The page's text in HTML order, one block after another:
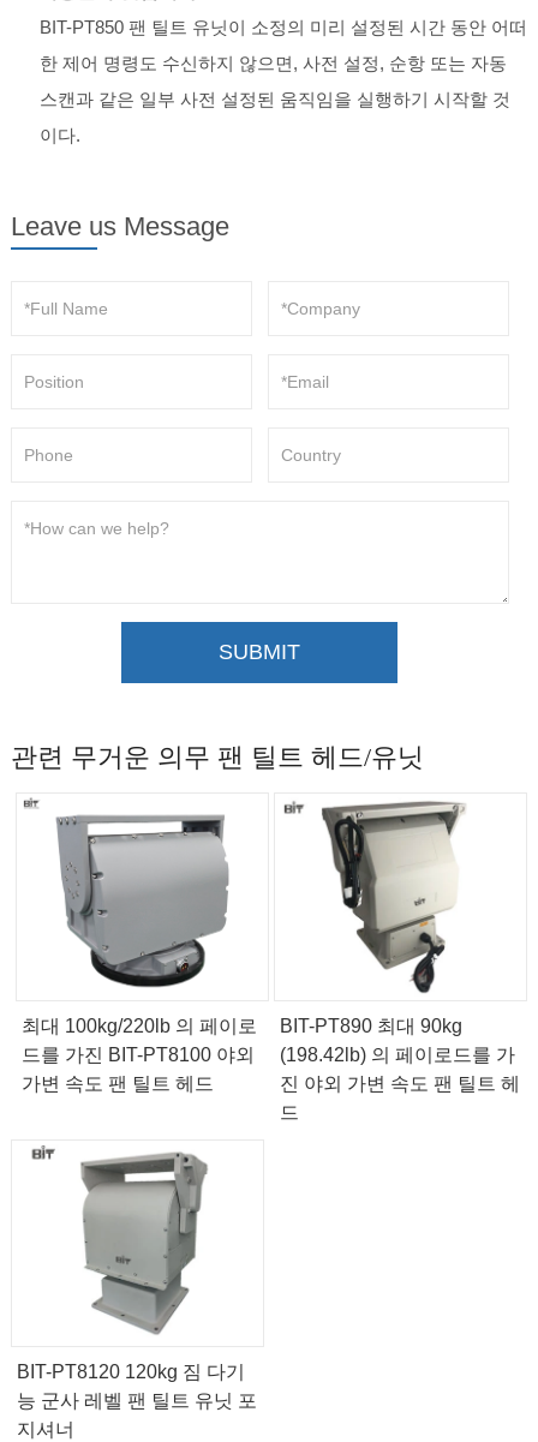
BIT-PT850 팬 틸트 유닛이 소정의 미리 설정된 시간 동안 어떠
한 제어 명령도 수신하지 않으면, 사전 설정, 순항 또는 자동
스캔과 같은 일부 사전 설정된 움직임을 실행하기 시작할 것
이다.
Leave us Message
SUBMIT
관련 무거운 의무 팬 틸트 헤드/유닛
최대 100kg/220lb 의 페이로
드를 가진 BIT-PT8100 야외
가변 속도 팬 틸트 헤드
BIT-PT890 최대 90kg
(198.42lb) 의 페이로드를 가
진 야외 가변 속도 팬 틸트 헤
드
BIT-PT8120 120kg 짐 다기
능 군사 레벨 팬 틸트 유닛 포
지셔너